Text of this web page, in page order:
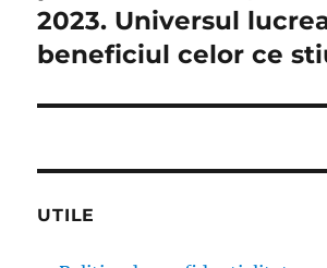
2023. Universul
beneficiul celor ce
UTILE